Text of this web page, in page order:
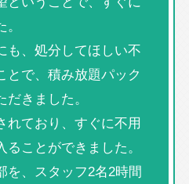
も、処分してほしい不
とで、積み放題パック
きました。
れており、すぐに不用
ことができました。
を、スタッフ2名2時間